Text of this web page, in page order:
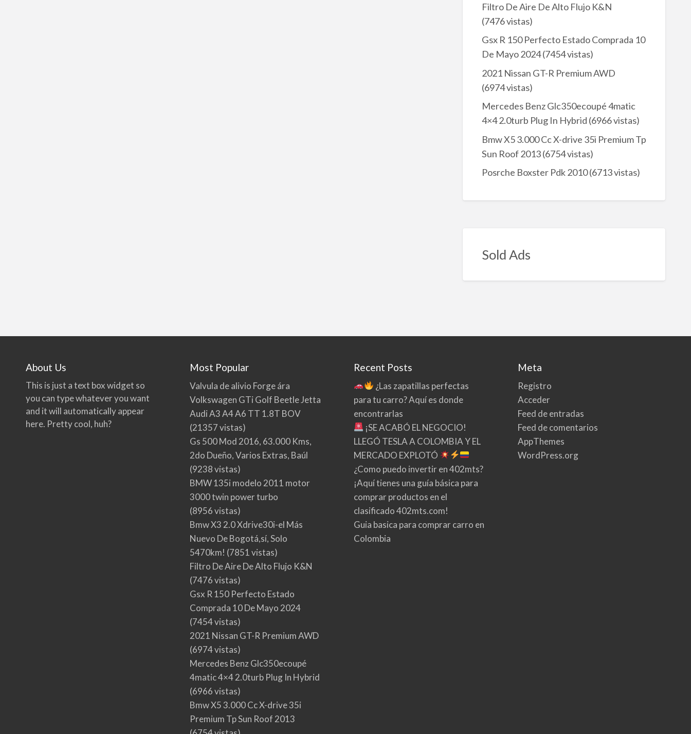
Filtro De Aire De Alto Flujo K&N
(7476 vistas)
Gsx R 150 Perfecto Estado Comprada 10
De Mayo 2024(7454 vistas)
2021 Nissan GT-R Premium AWD
(6974 vistas)
Mercedes Benz Glc350ecoupé 4matic
4×4 2.0turb Plug In Hybrid (6966 vistas)
Bmw X5 3.000 Cc X-drive 35i Premium Tp
Sun Roof 2013(6754 vistas)
Posrche Boxster Pdk 2010(6713 vistas)
Sold Ads
About Us
This is just a text box widget so
you can type whatever you want
and it will automatically appear
here. Pretty cool, huh?
Most Popular
Valvula de alivio Forge ára
Volkswagen GTi Golf Beetle Jetta
Audi A3 A4 A6 TT 1.8T BOV
(21357 vistas)
Gs 500 Mod 2016, 63.000 Kms,
2do Dueño, Varios Extras, Baúl
(9238 vistas)
BMW 135i modelo 2011 motor
3000 twin power turbo
(8956 vistas)
Bmw X3 2.0 Xdrive30i-el Más
Nuevo De Bogotá,sí, Solo
5470km! (7851 vistas)
Filtro De Aire De Alto Flujo K&N
(7476 vistas)
Gsx R 150 Perfecto Estado
Comprada 10 De Mayo 2024
(7454 vistas)
2021 Nissan GT-R Premium AWD
(6974 vistas)
Mercedes Benz Glc350ecoupé
4matic 4×4 2.0turb Plug In Hybrid
(6966 vistas)
Bmw X5 3.000 Cc X-drive 35i
Premium Tp Sun Roof 2013
Recent Posts
¿Las zapatillas perfectas
para tu carro? Aquí es donde
encontrarlas
¡SE ACABÓ EL NEGOCIO!
LLEGÓ TESLA A COLOMBIA Y EL
MERCADO EXPLOTÓ
¿Como puedo invertir en 402mts?
¡Aquí tienes una guía básica para
comprar productos en el
clasificado 402mts.com!
Guia basica para comprar carro en
Colombia
Meta
Registro
Acceder
Feed de entradas
Feed de comentarios
AppThemes
WordPress.org